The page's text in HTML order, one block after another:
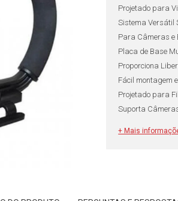
Projetado para
Sistema Versátil
Para Câmeras e
Placa de Base
Proporciona
Fácil montagem
Projetado para
Suporta
+ Mais